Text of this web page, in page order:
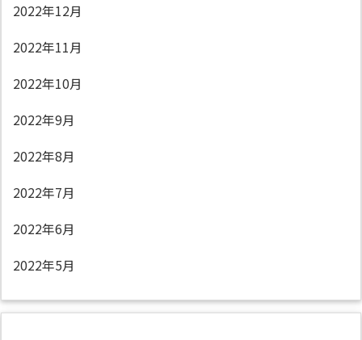
2022年12月
2022年11月
2022年10月
2022年9月
2022年8月
2022年7月
2022年6月
2022年5月